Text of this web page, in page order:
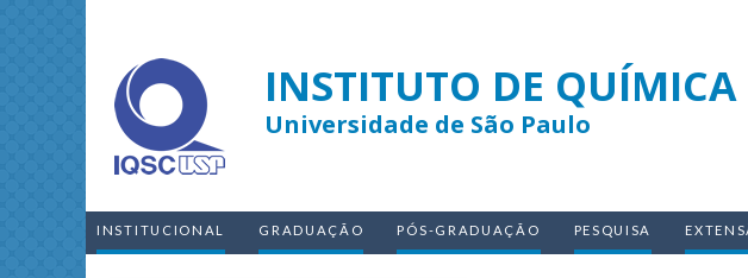
INSTITUTO DE QUÍMICA
Universidade de São Paulo
INSTITUCIONAL GRADUAÇÃO PÓS-GRADUAÇÃO PESQUISA